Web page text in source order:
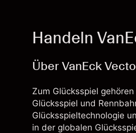
Handeln
Über VanEck
Zum Glücksspiel
Glücksspiel und
Glücksspieltechnologie
in der globalen